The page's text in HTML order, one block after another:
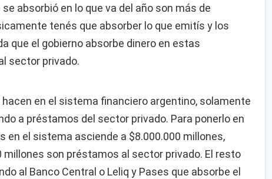
absorbió en lo que va del año son más de
tenés que absorber lo que emitís y los
que el gobierno absorbe dinero en estas
sector privado.
en el sistema financiero argentino, solamente
a préstamos del sector privado. Para ponerlo en
en el sistema asciende a $8.000.000 millones,
millones son préstamos al sector privado. El resto
al Banco Central o Leliq y Pases que absorbe el